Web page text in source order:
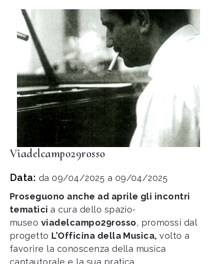
Viadelcampo29rosso
Data: da 09/04/2025 a 09/04/2025
Proseguono anche ad aprile gli incontri
tematicia cura dello spazio-
museo viadelcampo29rosso, promossi dal
progetto L’Officina della Musica,volto a
favorire la conoscenza della musica
cantautorale e la sua pratica.